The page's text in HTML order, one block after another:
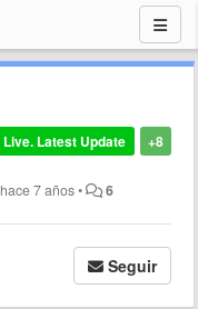
+8
Live. Latest Update
hace 7 años• 6
Seguir